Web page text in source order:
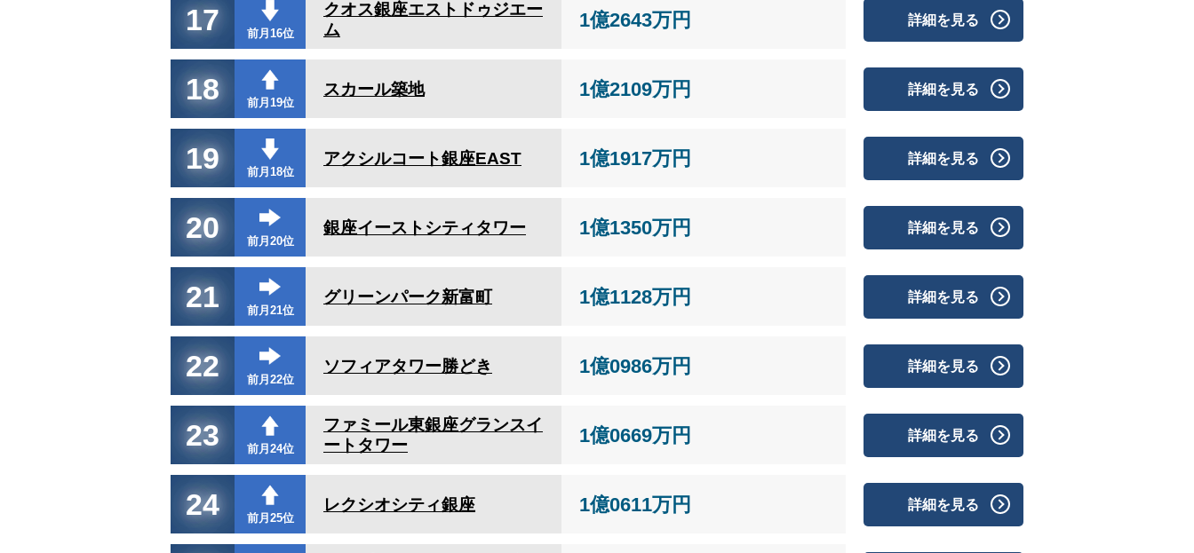
17 前月16位
クオス銀座エストドゥジエー
ム
1億2643万円 詳細を見る
18 前月19位
スカール築地 1億2109万円 詳細を見る
19 前月18位
アクシルコート銀座EAST 1億1917万円 詳細を見る
20 前月20位
銀座イーストシティタワー 1億1350万円 詳細を見る
21 前月21位
グリーンパーク新富町 1億1128万円 詳細を見る
22 前月22位
ソフィアタワー勝どき 1億0986万円 詳細を見る
23 前月24位
ファミール東銀座グランスイ
ートタワー
1億0669万円 詳細を見る
24 前月25位
レクシオシティ銀座 1億0611万円 詳細を見る